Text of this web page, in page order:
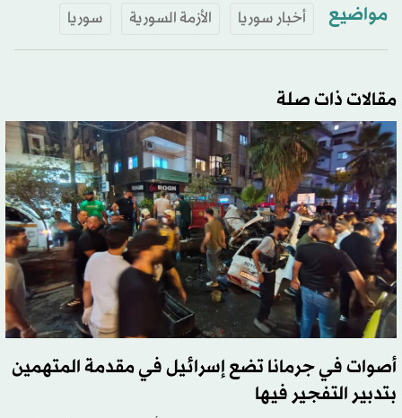
مواضيع أخبار سوريا الأزمة السورية سوريا
مقالات ذات صلة
أصوات في جرمانا تضع إسرائيل في مقدمة المتهمين
بتدبير التفجير فيها